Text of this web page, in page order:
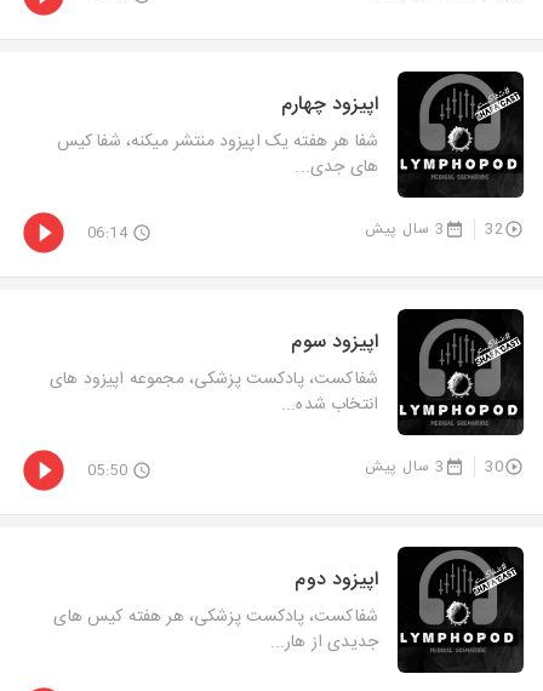
اپیزود چهارم
شفا هر هفته یک اپیزود منتشر میکنه، شفا کیس
های جدی...
32 3 سال پیش 06:14
اپیزود سوم
شفاکست، پادکست پزشکی، مجموعه اپیزود های
انتخاب شده...
30 3 سال پیش 05:50
اپیزود دوم
شفاکست، پادکست پزشکی، هر هفته کیس های
جدیدی از هار...